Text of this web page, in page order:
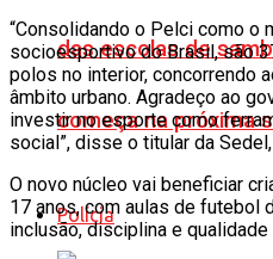
das escolas de
começa na próxima
Polícia
“Consolidando o Pelci como o
socioesportivo do Brasil, são
polos no interior, concorrendo
âmbito urbano. Agradeço ao
investir no esporte como
social”, disse o titular da
O novo núcleo vai beneficiar
17 anos, com aulas de futebol
inclusão, disciplina e